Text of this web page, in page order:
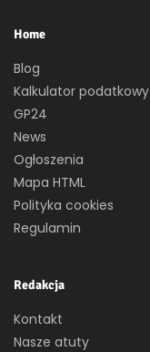
Home
Blog
Kalkulator podatkowy
GP24
News
Ogłoszenia
Mapa HTML
Polityka cookies
Regulamin
Redakcja
Kontakt
Nasze atuty